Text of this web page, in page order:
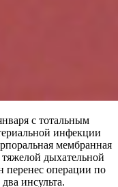
с тотальным
инфекции
мембранная
дыхательной
операции по
инсульта.